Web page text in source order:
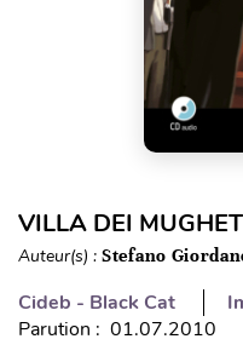
VILLA DEI
Auteur(s) : Stefano
Cideb - Black Cat
Parution : 01.07.2010